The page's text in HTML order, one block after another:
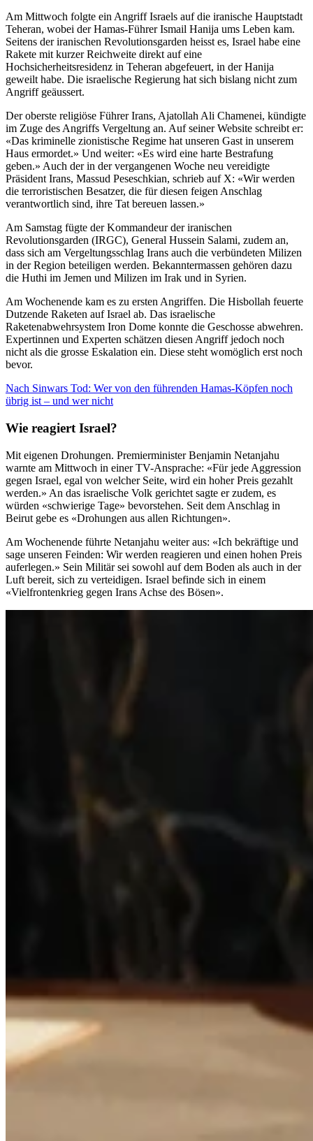
Am Mittwoch folgte ein Angriff Israels auf die iranische Hauptstadt
Teheran, wobei der Hamas-Führer Ismail Hanija ums Leben kam.
Seitens der iranischen Revolutionsgarden heisst es, Israel habe eine
Rakete mit kurzer Reichweite direkt auf eine
Hochsicherheitsresidenz in Teheran abgefeuert, in der Hanija
geweilt habe. Die israelische Regierung hat sich bislang nicht zum
Angriff geäussert.
Der oberste religiöse Führer Irans, Ajatollah Ali Chamenei, kündigte
im Zuge des Angriffs Vergeltung an. Auf seiner Website schreibt er:
«Das kriminelle zionistische Regime hat unseren Gast in unserem
Haus ermordet.» Und weiter: «Es wird eine harte Bestrafung
geben.» Auch der in der vergangenen Woche neu vereidigte
Präsident Irans, Massud Peseschkian, schrieb auf X: «Wir werden
die terroristischen Besatzer, die für diesen feigen Anschlag
verantwortlich sind, ihre Tat bereuen lassen.»
Am Samstag fügte der Kommandeur der iranischen
Revolutionsgarden (IRGC), General Hussein Salami, zudem an,
dass sich am Vergeltungsschlag Irans auch die verbündeten Milizen
in der Region beteiligen werden. Bekanntermassen gehören dazu
die Huthi im Jemen und Milizen im Irak und in Syrien.
Am Wochenende kam es zu ersten Angriffen. Die Hisbollah feuerte
Dutzende Raketen auf Israel ab. Das israelische
Raketenabwehrsystem Iron Dome konnte die Geschosse abwehren.
Expertinnen und Experten schätzen diesen Angriff jedoch noch
nicht als die grosse Eskalation ein. Diese steht womöglich erst noch
bevor.
Nach Sinwars Tod: Wer von den führenden Hamas-Köpfen noch
übrig ist – und wer nicht
Wie reagiert Israel?
Mit eigenen Drohungen. Premierminister Benjamin Netanjahu
warnte am Mittwoch in einer TV-Ansprache: «Für jede Aggression
gegen Israel, egal von welcher Seite, wird ein hoher Preis gezahlt
werden.» An das israelische Volk gerichtet sagte er zudem, es
würden «schwierige Tage» bevorstehen. Seit dem Anschlag in
Beirut gebe es «Drohungen aus allen Richtungen».
Am Wochenende führte Netanjahu weiter aus: «Ich bekräftige und
sage unseren Feinden: Wir werden reagieren und einen hohen Preis
auferlegen.» Sein Militär sei sowohl auf dem Boden als auch in der
Luft bereit, sich zu verteidigen. Israel befinde sich in einem
«Vielfrontenkrieg gegen Irans Achse des Bösen».